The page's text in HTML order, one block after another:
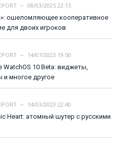
08/03/2025 22:13
ошеломляющее кооперативное
для двоих игроков
14/07/2023 19:50
WatchOS 10 Beta: виджеты,
и многое другое
14/03/2023 22:40
Heart: атомный шутер с русскими